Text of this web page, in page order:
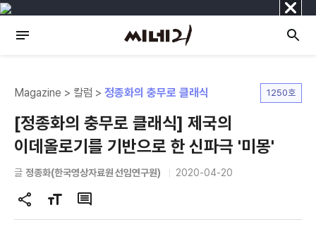
닫
기
Magazine > 칼럼 >정종화의 충무로 클래식 1250호
[정종화의 충무로 클래식] 제국의
이데올로기를 기반으로 한 신파극 '미몽'
글 정종화(한국영상자료원 선임연구원) 2020-04-20
공
유
글
자
댓
글